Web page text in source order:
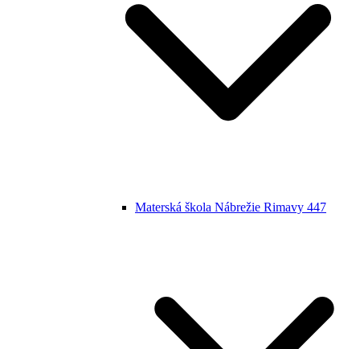
Materská škola Nábrežie Rimavy 447